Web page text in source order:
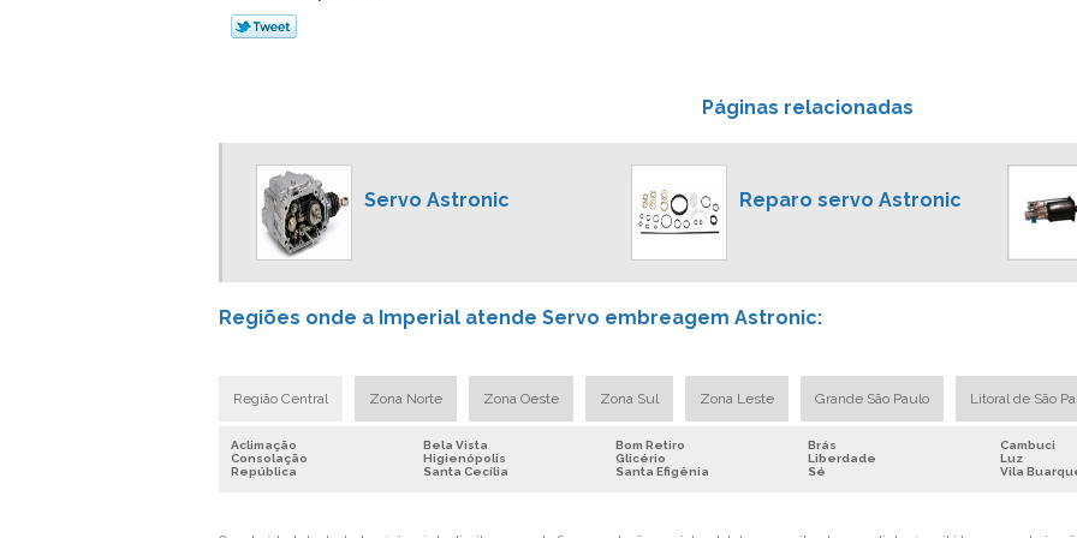
Páginas relacionadas
Servo Astronic Reparo servo Astronic
Regiões onde a Imperial atende Servo embreagem Astronic:
Região Central Zona Norte Zona Oeste Zona Sul Zona Leste Grande São Paulo Litoral de São
Aclimação Bela Vista Bom Retiro Brás Cambuci
Consolação
Higienópolis Glicério Liberdade Luz
República
Santa Cecília Santa Efigênia Sé Vila